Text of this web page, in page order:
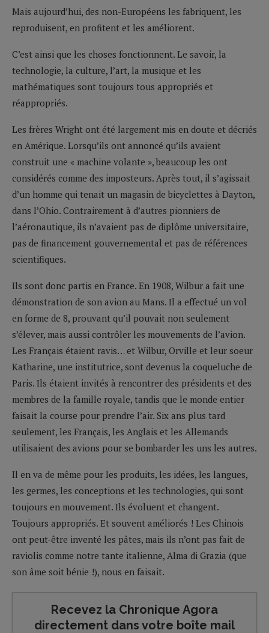
Mais aujourd’hui, des non-Européens les fabriquent, les
reproduisent, en profitent et les améliorent.
C’est ainsi que les choses fonctionnent. Le savoir, la
technologie, la culture, l’art, la musique et les
mathématiques sont toujours tous appropriés et
réappropriés.
Les frères Wright ont été largement mis en doute et décriés
en Amérique. Lorsqu’ils ont annoncé qu’ils avaient
construit une « machine volante », beaucoup les ont
considérés comme des imposteurs. Après tout, il s’agissait
d’un homme qui tenait un magasin de bicyclettes à Dayton,
dans l’Ohio. Contrairement à d’autres pionniers de
l’aéronautique, ils n’avaient pas de diplôme universitaire,
pas de financement gouvernemental et pas de références
scientifiques.
Ils sont donc partis en France. En 1908, Wilbur a fait une
démonstration de son avion au Mans. Il a effectué un vol
en forme de 8, prouvant qu’il pouvait non seulement
s’élever, mais aussi contrôler les mouvements de l’avion.
Les Français étaient ravis… et Wilbur, Orville et leur soeur
Katharine, une institutrice, sont devenus la coqueluche de
Paris. Ils étaient invités à rencontrer des présidents et des
membres de la famille royale, tandis que le monde entier
faisait la course pour prendre l’air. Six ans plus tard
seulement, les Français, les Anglais et les Allemands
utilisaient des avions pour se bombarder les uns les autres.
Il en va de même pour les produits, les idées, les langues,
les germes, les conceptions et les technologies, qui sont
toujours en mouvement. Ils évoluent et changent.
Toujours appropriés. Et souvent améliorés ! Les Chinois
ont peut-être inventé les pâtes, mais ils n’ont pas fait de
raviolis comme notre tante italienne, Alma di Grazia (que
son âme soit bénie !), nous en faisait.
Recevez la Chronique Agora
directement dans votre boîte mail